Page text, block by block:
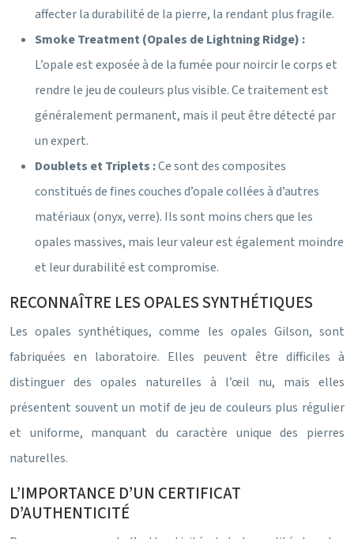
affecter la durabilité de la pierre, la rendant plus fragile.
Smoke Treatment (Opales de Lightning Ridge) :
L’opale est exposée à de la fumée pour noircir le corps et
rendre le jeu de couleurs plus visible. Ce traitement est
généralement permanent, mais il peut être détecté par
un expert.
Doublets et Triplets :Ce sont des composites
constitués de fines couches d’opale collées à d’autres
matériaux (onyx, verre). Ils sont moins chers que les
opales massives, mais leur valeur est également moindre
et leur durabilité est compromise.
RECONNAÎTRE LES OPALES SYNTHÉTIQUES
Les opales synthétiques, comme les opales Gilson, sont
fabriquées en laboratoire. Elles peuvent être difficiles à
distinguer des opales naturelles à l’œil nu, mais elles
présentent souvent un motif de jeu de couleurs plus régulier
et uniforme, manquant du caractère unique des pierres
naturelles.
L’IMPORTANCE D’UN CERTIFICAT
D’AUTHENTICITÉ